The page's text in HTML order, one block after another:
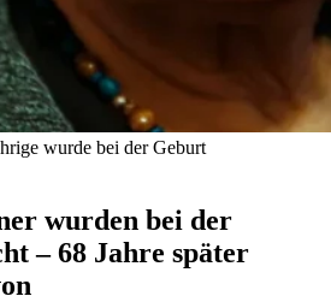
wurde bei der Geburt
wurden bei der
– 68 Jahre später